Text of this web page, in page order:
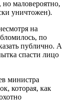
маловероятно,
уничтожен).
на
по
публично. А
спасти лицо
министра
которая, как